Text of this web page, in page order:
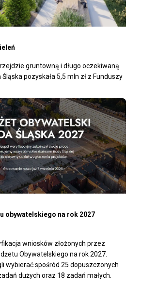
gruntowną i długo oczekiwaną
pozyskała 5,5 mln zł z Funduszy
obywatelskiego na rok 2027
wniosków złożonych przez
Obywatelskiego na rok 2027.
wybierać spośród 25 dopuszczonych
dużych oraz 18 zadań małych.